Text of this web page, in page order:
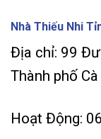
Nhà Thiếu Nhi
Địa chỉ: 99
Thành phố
Hoạt Động: